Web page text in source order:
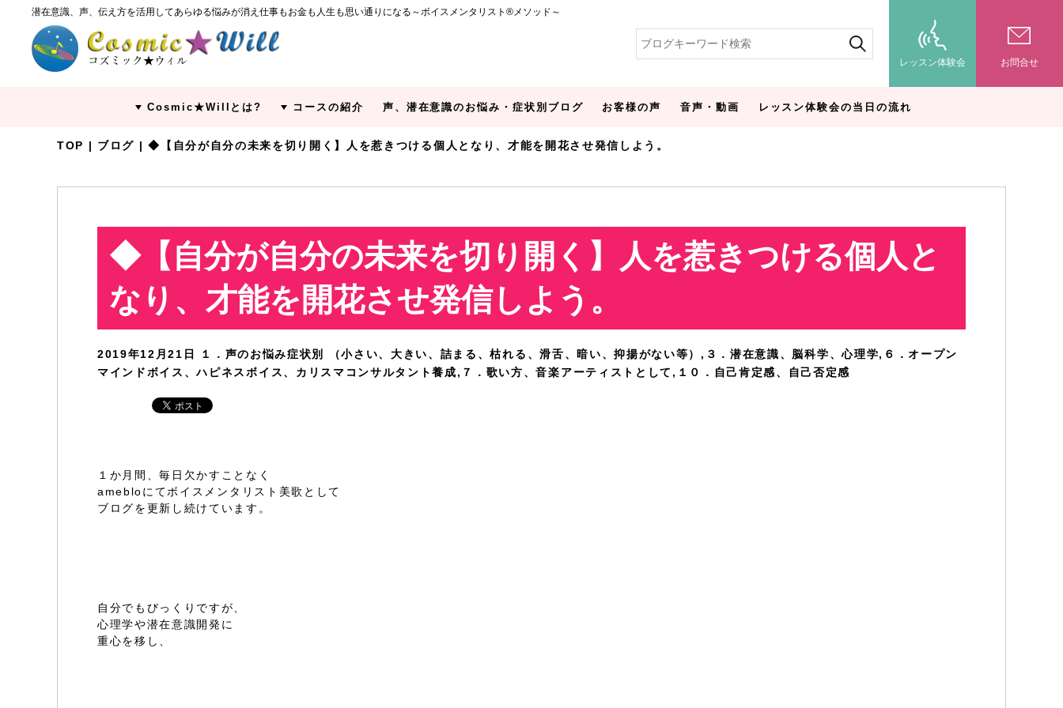
潜在意識、声、伝え方を活用してあらゆる悩みが消え仕事もお金も人生も思い通りになる～ボイスメンタリスト®メソッド～
レッスン体験会 お問合せ
Cosmic★Willとは? コースの紹介 声、潜在意識のお悩み・症状別ブログ お客様の声 音声・動画 レッスン体験会の当日の流れ
TOP | ブログ | ◆【自分が自分の未来を切り開く】人を惹きつける個人となり、才能を開花させ発信しよう。
◆【自分が自分の未来を切り開く】人を惹きつける個人と
なり、才能を開花させ発信しよう。
2019年12月21日
１．声のお悩み症状別 （小さい、大きい、詰まる、枯れる、滑舌、暗い、抑揚がない等）,３．潜在意識、脳科学、心理学,６．オープン
マインドボイス、ハピネスボイス、カリスマコンサルタント養成,７．歌い方、音楽アーティストとして,１０．自己肯定感、自己否定感
１か月間、毎日欠かすことなく
amebloにてボイスメンタリスト美歌として
ブログを更新し続けています。
自分でもびっくりですが、
心理学や潜在意識開発に
重心を移し、